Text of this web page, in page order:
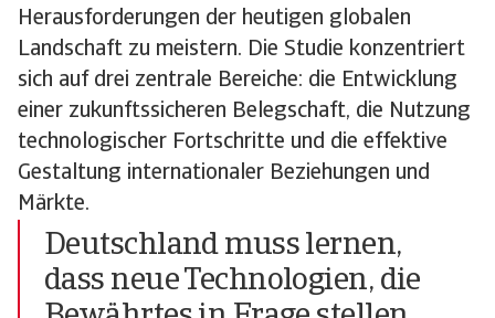
Herausforderungen der heutigen globalen
Landschaft zu meistern. Die Studie konzentriert
sich auf drei zentrale Bereiche: die Entwicklung
einer zukunftssicheren Belegschaft, die Nutzung
technologischer Fortschritte und die effektive
Gestaltung internationaler Beziehungen und
Märkte.
Deutschland muss lernen,
dass neue Technologien, die